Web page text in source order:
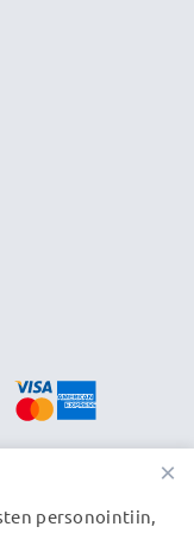
tuotteita, ja
×
personointiin,